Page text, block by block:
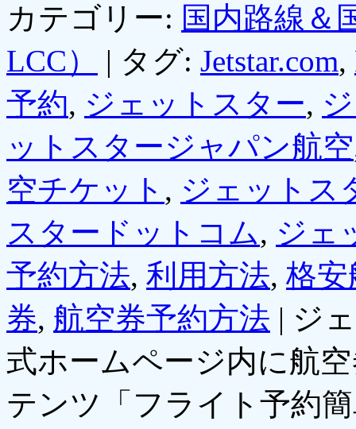
カテゴリー: 国内路線＆
LCC）
| タグ: Jetstar.com,
予約, ジェットスター,
ットスタージャパン航空
空チケット , ジェットス
スタードットコム, ジェ
予約方法, 利用方法, 格安
券, 航空券予約方法 | ジ
式ホームページ内に航
テンツ「フライト予約